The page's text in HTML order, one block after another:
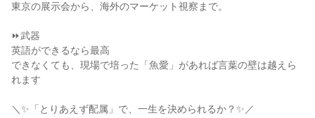
東京の展示会から、海外のマーケット視察まで。
⏩武器
英語ができるなら最高
できなくても、現場で培った「魚愛」があれば言葉の壁は越えら
れます
＼✨「とりあえず配属」で、一生を決められるか？✨／